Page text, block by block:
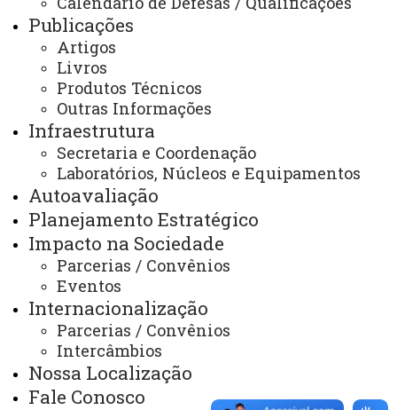
Publicações
Artigos
Livros
Produtos Técnicos
Outras Informações
Infraestrutura
Secretaria e Coordenação
Laboratórios, Núcleos e Equipamentos
Autoavaliação
Planejamento Estratégico
Impacto na Sociedade
Parcerias / Convênios
Eventos
Internacionalização
Parcerias / Convênios
Intercâmbios
Nossa Localização
Fale Conosco
Ouvidoria
Portal Office 365
Sistemas
Telefones
Webmail
REITORIA
Secretaria Geral
Gabinete Reitoria
Secretaria dos Conselhos Superiores
PRÓ-REITORIAS
Administração e Finanças